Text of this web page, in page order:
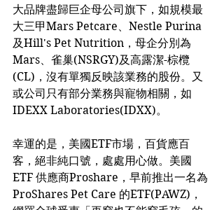
大品牌盡歸巨企母公司旗下，如規模最
大三甲Mars Petcare、Nestle Purina
及Hill's Pet Nutrition，母企分別為
Mars、雀巢(NSRGY)及高露潔-棕欖
(CL)，沒有單獨反映該業務的股份。又
或公司只有部分業務與寵物相關，如
IDEXX Laboratories(IDXX)。
幸運的是，美國ETF市場，百貨應百
客，絕非純口號，處處用心做。美國
ETF 供應商Proshare，早前推出一名為
ProShares Pet Care 的ETF(PAWZ)，